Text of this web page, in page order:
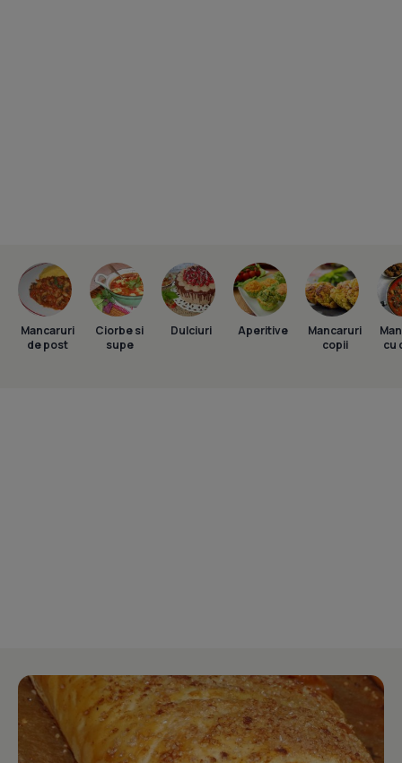
Mancaruri
de post
Ciorbe si
supe
Dulciuri Aperitive
Mancaruri
copii
cu